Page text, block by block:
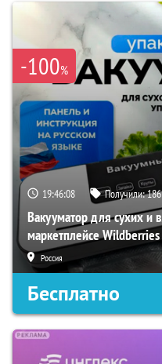
-100%
19:46:07 Получили:186
Вакууматор для сухих и
маркетплейсе Wildberries
Россия
Бесплатно